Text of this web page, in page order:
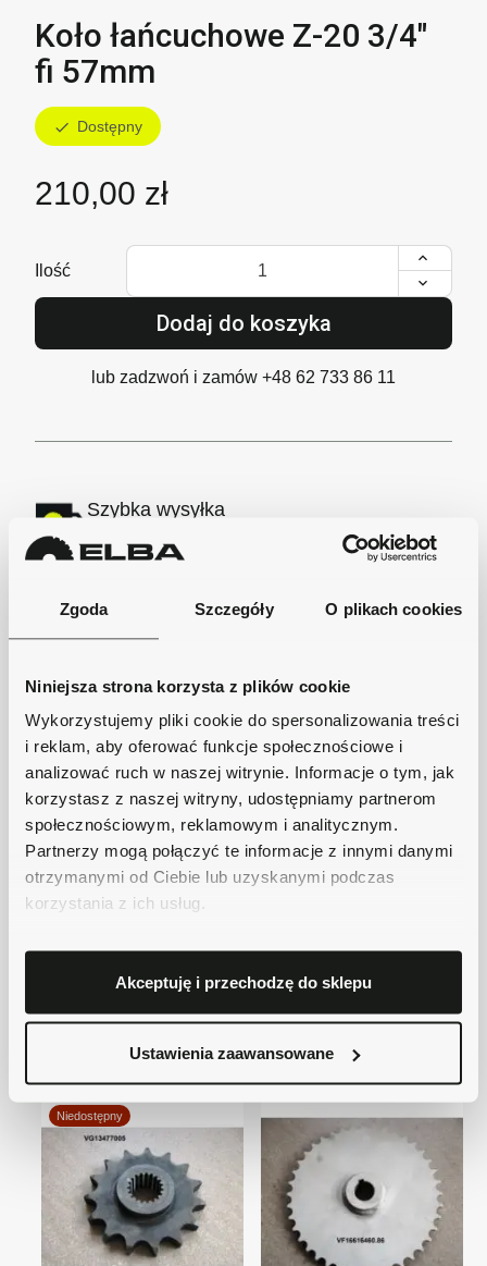
Zgoda Szczegóły O plikach cookies
Niniejsza strona korzysta z plików cookie
Wykorzystujemy pliki cookie do spersonalizowania treści
i reklam, aby oferować funkcje społecznościowe i
analizować ruch w naszej witrynie. Informacje o tym, jak
korzystasz z naszej witryny, udostępniamy partnerom
społecznościowym, reklamowym i analitycznym.
Partnerzy mogą połączyć te informacje z innymi danymi
otrzymanymi od Ciebie lub uzyskanymi podczas
korzystania z ich usług.
Akceptuję i przechodzę do sklepu
Ustawienia zaawansowane
Koło łańcuchowe Z-20 3/4"
fi 57mm
check Dostępny
210,00 zł
Ilość
Dodaj do koszyka
lub zadzwoń i zamów +48 62 733 86 11
Szybka wysyłka
Zamówienia wysyłamy w ciągu 1-2 dni, koszt
dostawy już od 18zł.
Płatności obsługuje Przelewy24 - największy
operator płatności online w Polsce.
Masz pytania dotyczące produktu?
Zadzwoń do nas 62 733 86 11 lub napisz e-
mail. Chętnie pomożemy!
Krótki opis
Szczegóły produktu
Inni klienci kupowali również:
Niedostępny